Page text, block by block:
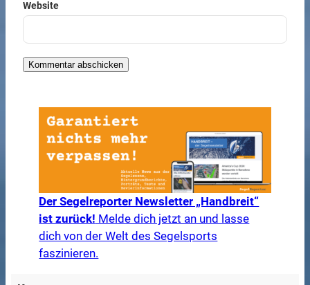
Website
Der Segelreporter Newsletter „Handbreit“
ist zurück! Melde dich jetzt an und lasse
dich von der Welt des Segelsports
faszinieren.